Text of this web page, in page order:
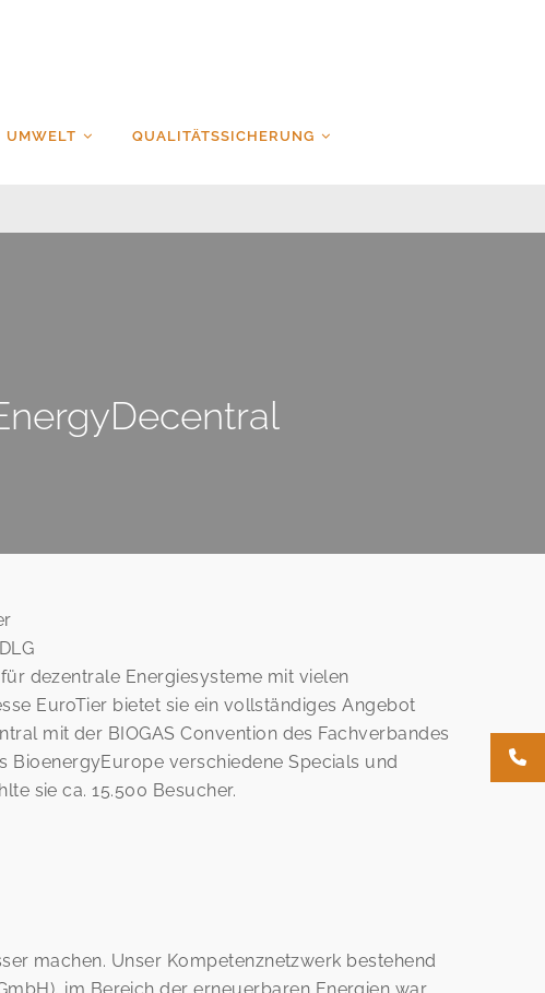
UMWELT QUALITÄTSSICHERUNG
dezentrale Energiesysteme mit vielen
EuroTier bietet sie ein vollständiges Angebot
mit der BIOGAS Convention des Fachverbandes
BioenergyEurope verschiedene Specials und
sie ca. 15.500 Besucher.
machen. Unser Kompetenznetzwerk bestehend